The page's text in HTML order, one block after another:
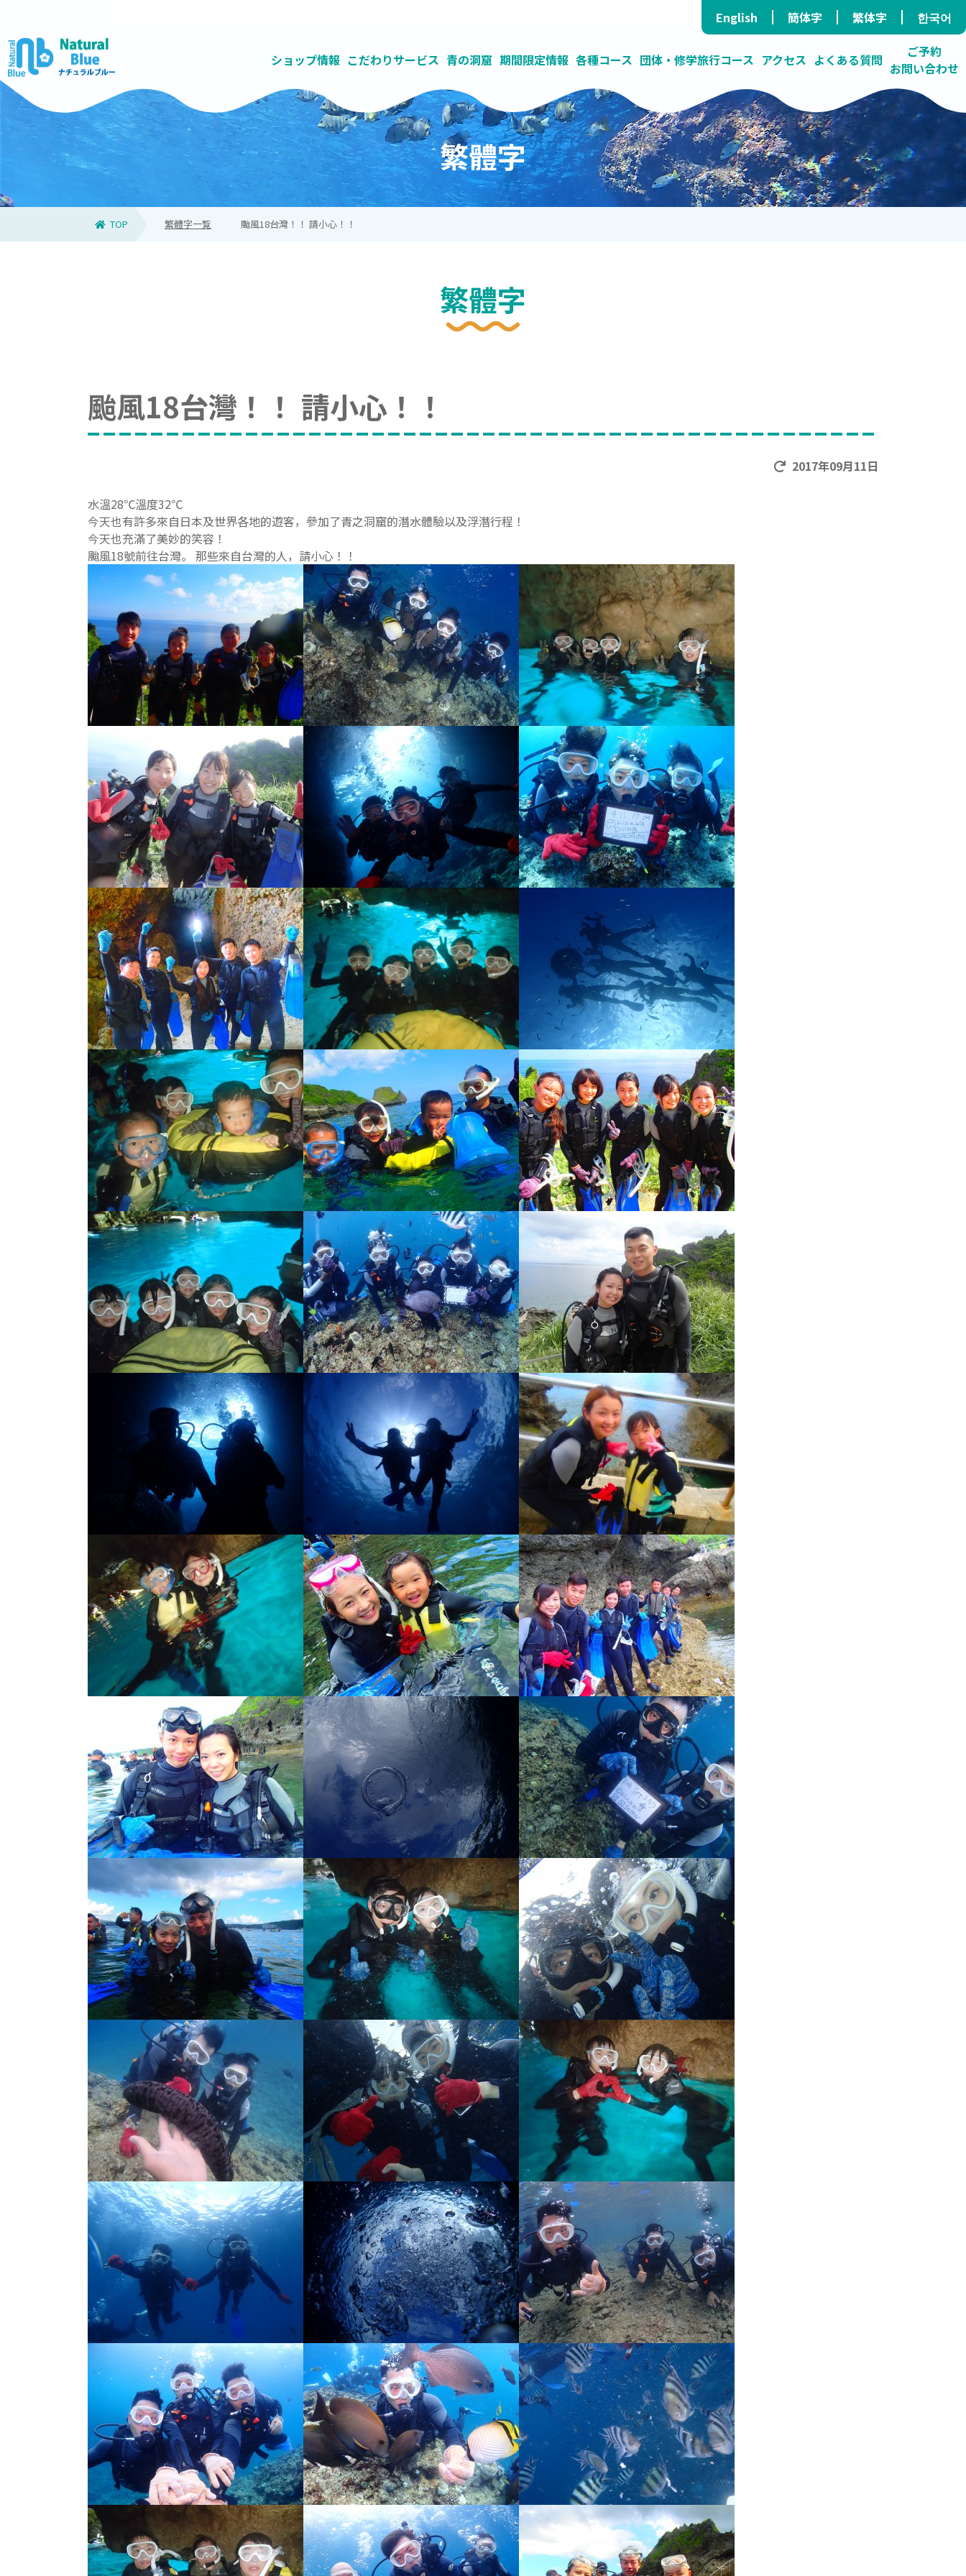
English 簡体字 繁体字 한국어
ショップ情報
ナチュラルブルーについて スタッフ紹介 求人募集 ナチュラルブルー独自のSDGsの取り組み 海洋教育をする海の学校 いろんな活動しています
こだわりサービス
高品質で質の高いツアーを提供 高確率で青の洞窟へ 貸し切り制で丁寧なガイド 充実した施設 地域に根ざしたダイビングショップ 卓越したガイド力
青の洞窟
青の洞窟とは 青の洞窟ビーチとボートの違い ダイビングとシュノーケリングの違い 高確率で青の洞窟へ
期間限定情報 各種コース
お得なセットコース 家族におすすめ キッズコース 青の洞窟 ライセンス ファンダイビング レンタルセルフコース オンラインツアー 障がい者コース 料金表
団体・修学旅行コース アクセス よくある質問
天候悪化の場合 当日の流れ ツアーキャンセル料金について 参加条件 よくある質問(Q&A) プライバシーポリシー
ご予約
お問い合わせ
お問い合わせ ご予約（真栄田岬店） ご予約（読谷店） ご予約（カイラナ ヴィラ/民泊）
繁體字
TOP 繁體字一覧 颱風18台灣！！ 請小心！！
繁體字
颱風18台灣！！ 請小心！！
2017年09月11日
水溫28℃溫度32℃
今天也有許多來自日本及世界各地的遊客，參加了青之洞窟的潛水體驗以及浮潛行程！
今天也充滿了美妙的笑容！
颱風18號前往台灣。 那些來自台灣的人，請小心！！